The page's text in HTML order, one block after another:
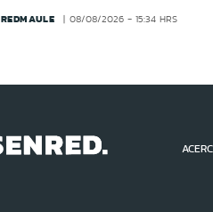
REDMAULE 08/08/2026 - 15:34 HRS